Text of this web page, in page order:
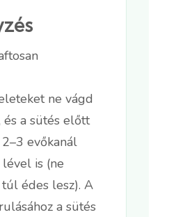
ne vágd
a sütés előtt
evőkanál
is (ne
édes lesz). A
a sütés